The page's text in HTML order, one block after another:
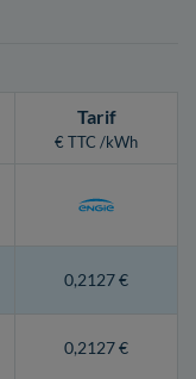
Tarif
€ TTC /kWh
0,2127 €
0,2127 €